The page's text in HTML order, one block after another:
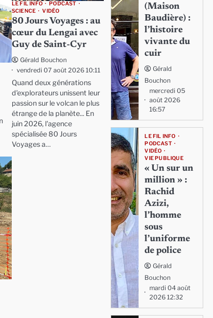
LE FIL INFO
PODCAST
SCIENCE
VIDÉO
80 Jours Voyages : au
cœur du Lengai avec
Guy de Saint-Cyr
Gérald Bouchon
vendredi 07 août 2026 10:11
Quand deux générations
d'explorateurs unissent leur
passion sur le volcan le plus
étrange de la planète... En
juin 2026, l'agence
spécialisée 80 Jours
Voyages a…
(Maison
Baudière) :
l’histoire
vivante du
cuir
Gérald
Bouchon
mercredi 05
août 2026
16:57
LE FIL INFO
PODCAST
VIDÉO
VIE PUBLIQUE
« Un sur un
million » :
Rachid
Azizi,
l’homme
sous
l’uniforme
de police
Gérald
Bouchon
mardi 04 août
2026 12:32